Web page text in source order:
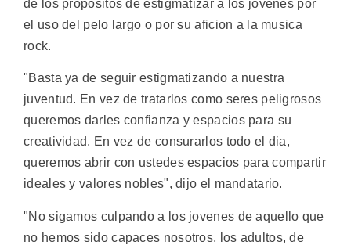
de los propositos de estigmatizar a los jovenes por
el uso del pelo largo o por su aficion a la musica
rock.
"Basta ya de seguir estigmatizando a nuestra
juventud. En vez de tratarlos como seres peligrosos
queremos darles confianza y espacios para su
creatividad. En vez de consurarlos todo el dia,
queremos abrir con ustedes espacios para compartir
ideales y valores nobles", dijo el mandatario.
"No sigamos culpando a los jovenes de aquello que
no hemos sido capaces nosotros, los adultos, de